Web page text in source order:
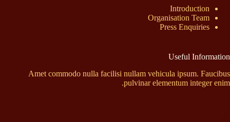
Introduction
Organisation Team
Press Enquiries
Useful Information
Amet commodo nulla facilisi nullam vehicula ipsum. Faucibus
pulvinar elementum integer enim.